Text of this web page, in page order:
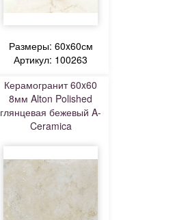
Размеры: 60x60см
Артикул: 100263
Керамогранит 60x60
8мм Alton Polished
глянцевая бежевый A-
Ceramica